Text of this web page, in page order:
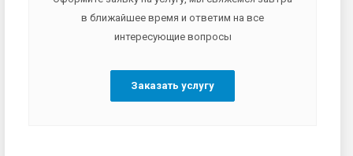
в ближайшее время и ответим на все
интересующие вопросы
Заказать услугу